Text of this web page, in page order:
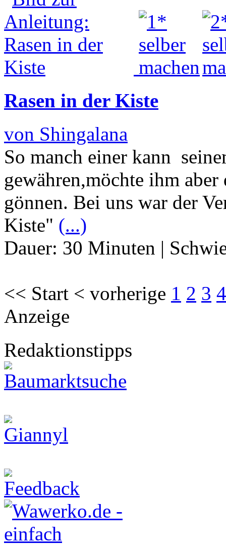
Rasen in der Kiste
von Shingalana
So manch einer kann
gewähren,möchte ihm
gönnen. Bei uns war der
Kiste" (...)
Dauer: 30 Minuten |
<< Start < vorherige 1 2 3 4
Anzeige
Redaktionstipps